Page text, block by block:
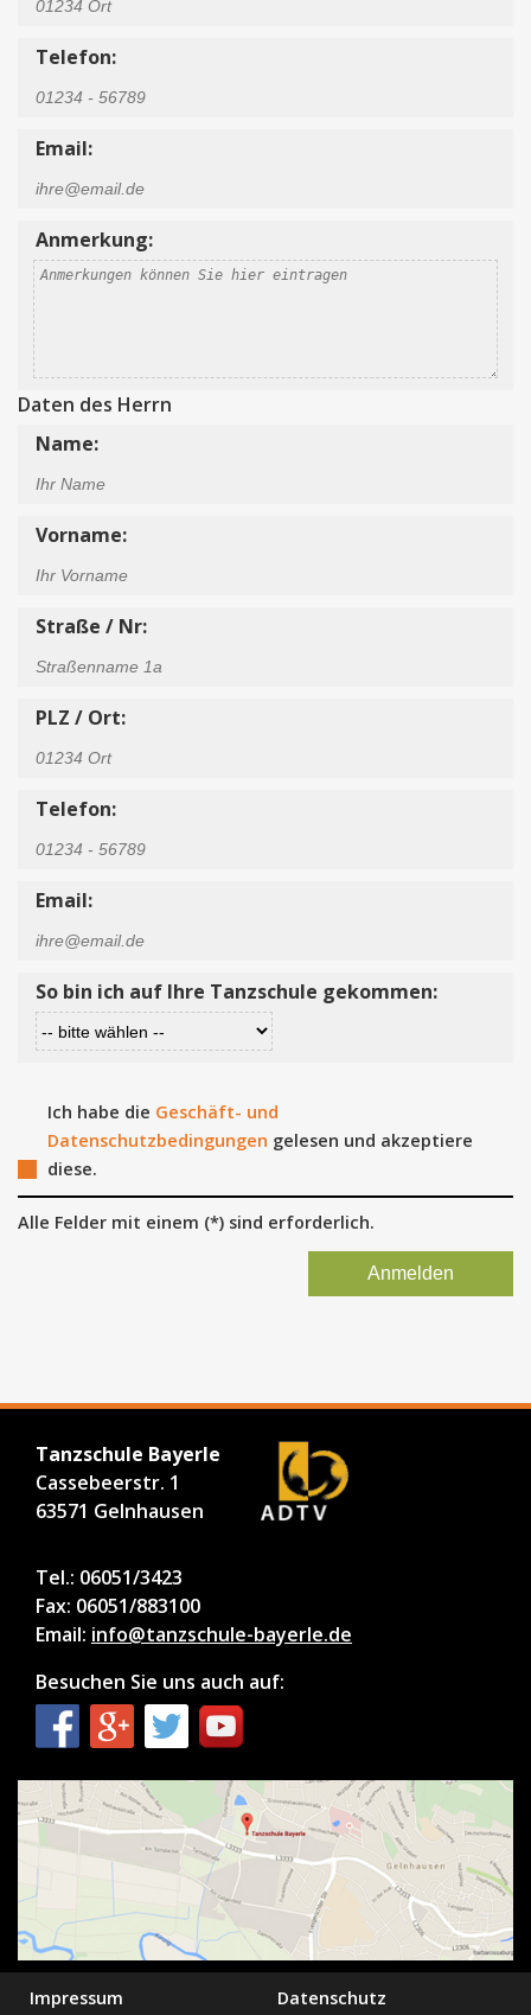
Telefon:
Email:
Anmerkung:
Daten des Herrn
Name:
Vorname:
Straße / Nr:
PLZ / Ort:
Telefon:
Email:
So bin ich auf Ihre Tanzschule gekommen:
Ich habe die Geschäft- und
Datenschutzbedingungen gelesen und akzeptiere
diese.
Alle Felder mit einem (*) sind erforderlich.
Tanzschule Bayerle
Cassebeerstr. 1
63571 Gelnhausen
Tel.: 06051/3423
Fax: 06051/883100
Email: info@tanzschule-bayerle.de
Besuchen Sie uns auch auf:
Impressum Datenschutz